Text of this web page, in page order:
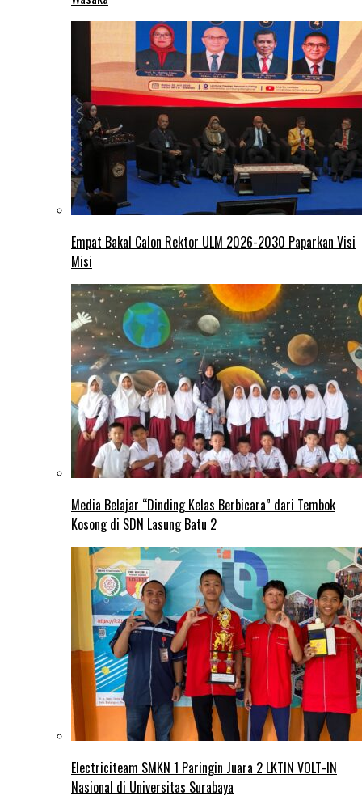
Empat Bakal Calon Rektor ULM 2026-2030 Paparkan Visi
Misi
Media Belajar “Dinding Kelas Berbicara” dari Tembok
Kosong di SDN Lasung Batu 2
Electriciteam SMKN 1 Paringin Juara 2 LKTIN VOLT-IN
Nasional di Universitas Surabaya